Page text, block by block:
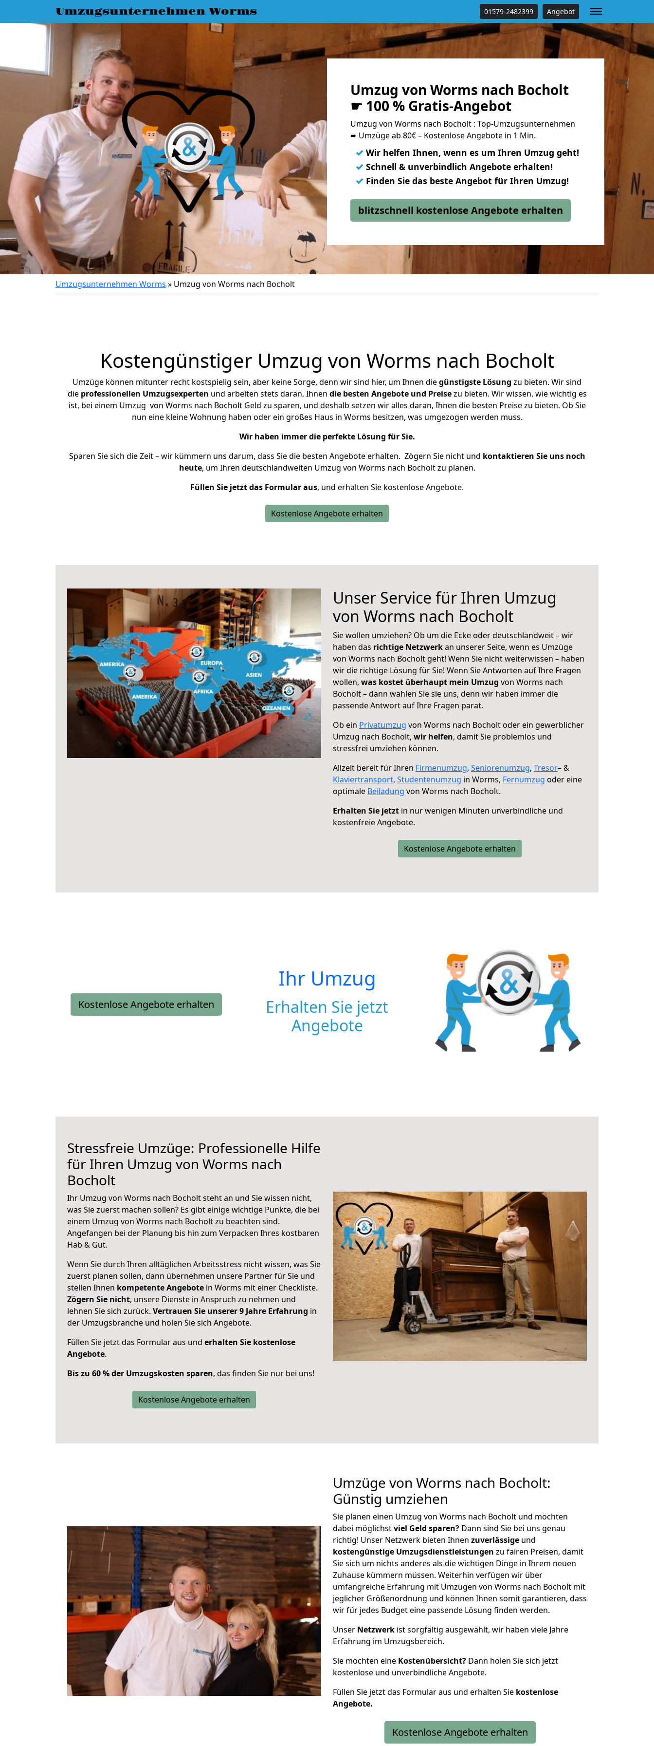
Umzugsunternehmen Worms 01579-2482399 Angebot
Umzug von Worms nach Bocholt
☛ 100 % Gratis-Angebot
Umzug von Worms nach Bocholt : Top-Umzugsunternehmen
➨ Umzüge ab 80€ – Kostenlose Angebote in 1 Min.
✓ Wir helfen Ihnen, wenn es um Ihren Umzug geht!
✓ Schnell & unverbindlich Angebote erhalten!
✓ Finden Sie das beste Angebot für Ihren Umzug!
blitzschnell kostenlose Angebote erhalten
Umzugsunternehmen Worms » Umzug von Worms nach Bocholt
Kostengünstiger Umzug von Worms nach Bocholt
Umzüge können mitunter recht kostspielig sein, aber keine Sorge, denn wir sind hier, um Ihnen diegünstigste Lösung zu bieten. Wir sind
die professionellen Umzugsexperten und arbeiten stets daran, Ihnen die besten Angebote und Preisezu bieten. Wir wissen, wie wichtig es
ist, bei einem Umzug von Worms nach Bocholt Geld zu sparen, und deshalb setzen wir alles daran, Ihnen die besten Preise zu bieten. Ob Sie
nun eine kleine Wohnung haben oder ein großes Haus in Worms besitzen, was umgezogen werden muss.
Wir haben immer die perfekte Lösung für Sie.
Sparen Sie sich die Zeit – wir kümmern uns darum, dass Sie die besten Angebote erhalten. Zögern Sie nicht und kontaktieren Sie uns noch
heute, um Ihren deutschlandweiten Umzug von Worms nach Bocholt zu planen.
Füllen Sie jetzt das Formular aus, und erhalten Sie kostenlose Angebote.
Kostenlose Angebote erhalten
Unser Service für Ihren Umzug
von Worms nach Bocholt
Sie wollen umziehen? Ob um die Ecke oder deutschlandweit – wir
haben das richtige Netzwerkan unserer Seite, wenn es Umzüge
von Worms nach Bocholt geht! Wenn Sie nicht weiterwissen – haben
wir die richtige Lösung für Sie! Wenn Sie Antworten auf Ihre Fragen
wollen, was kostet überhaupt mein Umzug von Worms nach
Bocholt – dann wählen Sie sie uns, denn wir haben immer die
passende Antwort auf Ihre Fragen parat.
Ob ein Privatumzug von Worms nach Bocholt oder ein gewerblicher
Umzug nach Bocholt, wir helfen, damit Sie problemlos und
stressfrei umziehen können.
Allzeit bereit für Ihren Firmenumzug, Seniorenumzug, Tresor– &
Klaviertransport, Studentenumzug in Worms, Fernumzug oder eine
optimale Beiladung von Worms nach Bocholt.
Erhalten Sie jetzt in nur wenigen Minuten unverbindliche und
kostenfreie Angebote.
Kostenlose Angebote erhalten
Kostenlose Angebote erhalten
Ihr Umzug
Erhalten Sie jetzt
Angebote
Stressfreie Umzüge: Professionelle Hilfe
für Ihren Umzug von Worms nach
Bocholt
Ihr Umzug von Worms nach Bocholt steht an und Sie wissen nicht,
was Sie zuerst machen sollen? Es gibt einige wichtige Punkte, die bei
einem Umzug von Worms nach Bocholt zu beachten sind.
Angefangen bei der Planung bis hin zum Verpacken Ihres kostbaren
Hab & Gut.
Wenn Sie durch Ihren alltäglichen Arbeitsstress nicht wissen, was Sie
zuerst planen sollen, dann übernehmen unsere Partner für Sie und
stellen Ihnen kompetente Angebote in Worms mit einer Checkliste.
Zögern Sie nicht, unsere Dienste in Anspruch zu nehmen und
lehnen Sie sich zurück. Vertrauen Sie unserer 9 Jahre Erfahrung in
der Umzugsbranche und holen Sie sich Angebote.
Füllen Sie jetzt das Formular aus und erhalten Sie kostenlose
Angebote.
Bis zu 60 % der Umzugskosten sparen, das finden Sie nur bei uns!
Kostenlose Angebote erhalten
Umzüge von Worms nach Bocholt:
Günstig umziehen
Sie planen einen Umzug von Worms nach Bocholt und möchten
dabei möglichstviel Geld sparen? Dann sind Sie bei uns genau
richtig! Unser Netzwerk bieten Ihnen zuverlässige und
kostengünstige Umzugsdienstleistungen zu fairen Preisen, damit
Sie sich um nichts anderes als die wichtigen Dinge in Ihrem neuen
Zuhause kümmern müssen. Weiterhin verfügen wir über
umfangreiche Erfahrung mit Umzügen von Worms nach Bocholt mit
jeglicher Größenordnung und können Ihnen somit garantieren, dass
wir für jedes Budget eine passende Lösung finden werden.
Unser Netzwerk ist sorgfältig ausgewählt, wir haben viele Jahre
Erfahrung im Umzugsbereich.
Sie möchten eine Kostenübersicht? Dann holen Sie sich jetzt
kostenlose und unverbindliche Angebote.
Füllen Sie jetzt das Formular aus und erhalten Sie kostenlose
Angebote.
Kostenlose Angebote erhalten